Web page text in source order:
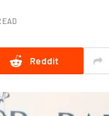
Reddit